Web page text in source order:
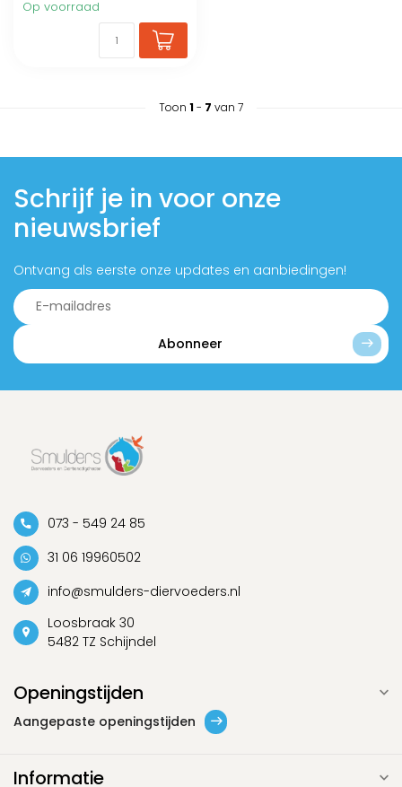
Op voorraad
Toon 1- 7 van 7
Schrijf je in voor onze
nieuwsbrief
Ontvang als eerste onze updates en aanbiedingen!
Abonneer
073 - 549 24 85
31 06 19960502
info@smulders-diervoeders.nl
Loosbraak 30
5482 TZ Schijndel
Openingstijden
Aangepaste openingstijden
Informatie